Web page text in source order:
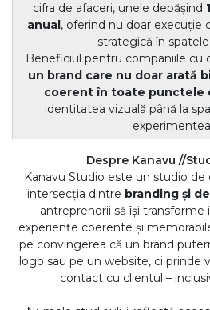
cifra de afaceri, unele depășind
anual, oferind nu doar execuție
strategică în
Beneficiul pentru companiile cu
un brand care nu doar arată
coerent în toate punctele
identitatea vizuală până la
Despre Kanavu //
Kanavu Studio este un studio de
intersecția dintre branding și
antreprenorii să își transforme
experiențe coerente și
pe convingerea că un brand
logo sau pe un website, ci prinde
contact cu clientul –